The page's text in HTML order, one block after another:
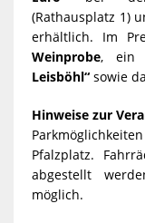
(Rathausplatz 1)
erhältlich. Im
Weinprobe, ein
Leisböhl“sowie
Hinweise zur
Pfalzplatz.
abgestellt
möglich.